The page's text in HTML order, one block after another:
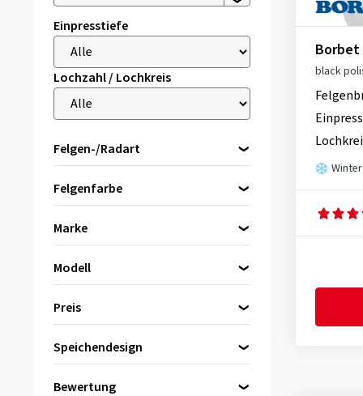
Einpresstiefe
Lochzahl / Lochkreis
Felgen-/Radart
Stahlfelgen
Reserveräder
Felgenfarbe
schwarz
silber(251)
grau / anthrazit
bronze(110)
gold(9)
Marke
2DRV by Wheelworld
AEZ(125)
Alutec (7)
Modell
Preis
von
bis
Speichendesign
Bewertung
Borbet
black